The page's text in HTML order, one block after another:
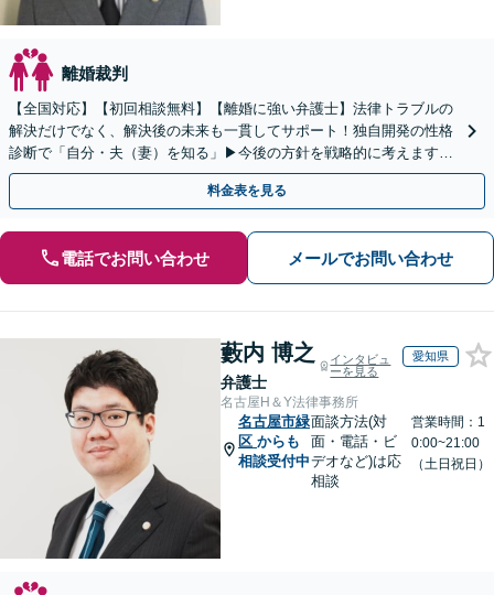
離婚裁判
【全国対応】【初回相談無料】【離婚に強い弁護士】法律トラブルの
解決だけでなく、解決後の未来も一貫してサポート！独自開発の性格
診断で「自分・夫（妻）を知る」▶︎今後の方針を戦略的に考えます！
【休日夜間／オンライン相談OK】
料金表を見る
電話でお問い合わせ メールでお問い合わせ
藪内 博之
弁護士
インタビュ
ーを見る
愛知県
名古屋H＆Y法律事務所
名古屋市緑
区 からも
相談受付中
面談方法(対
面・電話・ビ
デオなど)は応
相談
営業時間：1
0:00~21:00
（土日祝日）